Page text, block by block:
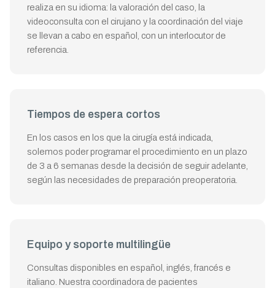
realiza en su idioma: la valoración del caso, la
videoconsulta con el cirujano y la coordinación del viaje
se llevan a cabo en español, con un interlocutor de
referencia.
Tiempos de espera cortos
En los casos en los que la cirugía está indicada,
solemos poder programar el procedimiento en un plazo
de 3 a 6 semanas desde la decisión de seguir adelante,
según las necesidades de preparación preoperatoria.
Equipo y soporte multilingüe
Consultas disponibles en español, inglés, francés e
italiano. Nuestra coordinadora de pacientes